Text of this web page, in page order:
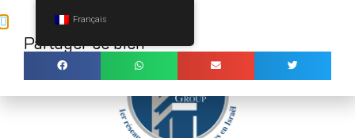
MENU
Français
Partager ce bien